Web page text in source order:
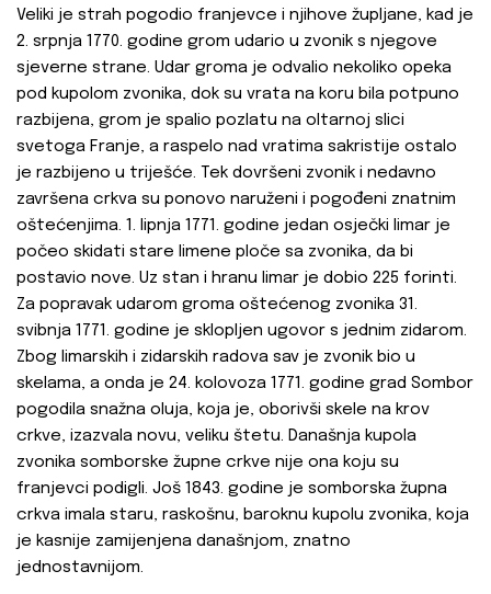
Veliki je strah pogodio franjevce i njihove župljane, kad je
2. srpnja 1770. godine grom udario u zvonik s njegove
sjeverne strane. Udar groma je odvalio nekoliko opeka
pod kupolom zvonika, dok su vrata na koru bila potpuno
razbijena, grom je spalio pozlatu na oltarnoj slici
svetoga Franje, a raspelo nad vratima sakristije ostalo
je razbijeno u triješće. Tek dovršeni zvonik i nedavno
završena crkva su ponovo naruženi i pogođeni znatnim
oštećenjima. 1. lipnja 1771. godine jedan osječki limar je
počeo skidati stare limene ploče sa zvonika, da bi
postavio nove. Uz stan i hranu limar je dobio 225 forinti.
Za popravak udarom groma oštećenog zvonika 31.
svibnja 1771. godine je sklopljen ugovor s jednim zidarom.
Zbog limarskih i zidarskih radova sav je zvonik bio u
skelama, a onda je 24. kolovoza 1771. godine grad Sombor
pogodila snažna oluja, koja je, oborivši skele na krov
crkve, izazvala novu, veliku štetu. Današnja kupola
zvonika somborske župne crkve nije ona koju su
franjevci podigli. Još 1843. godine je somborska župna
crkva imala staru, raskošnu, baroknu kupolu zvonika, koja
je kasnije zamijenjena današnjom, znatno
jednostavnijom.